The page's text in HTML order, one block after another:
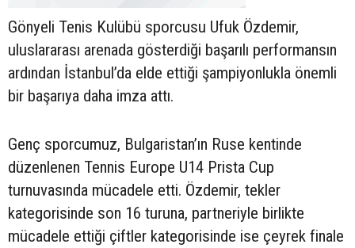
Gönyeli Tenis Kulübü sporcusu Ufuk Özdemir,
uluslararası arenada gösterdiği başarılı performansın
ardından İstanbul’da elde ettiği şampiyonlukla önemli
bir başarıya daha imza attı.
Genç sporcumuz, Bulgaristan’ın Ruse kentinde
düzenlenen Tennis Europe U14 Prista Cup
turnuvasında mücadele etti. Özdemir, tekler
kategorisinde son 16 turuna, partneriyle birlikte
mücadele ettiği çiftler kategorisinde ise çeyrek finale